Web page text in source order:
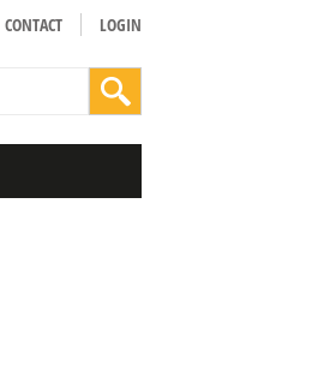
CONTACT LOGIN